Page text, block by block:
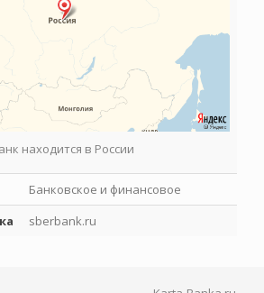
находится в России
Банковское и финансовое
sberbank.ru